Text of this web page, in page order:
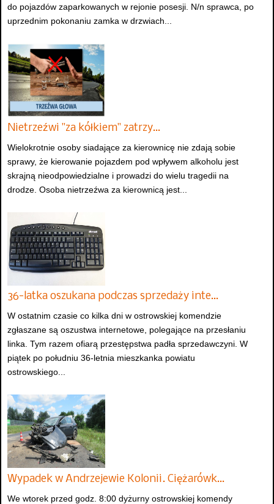
do pojazdów zaparkowanych w rejonie posesji. N/n sprawca, po
uprzednim pokonaniu zamka w drzwiach...
Nietrzeźwi "za kółkiem" zatrzy…
Wielokrotnie osoby siadające za kierownicę nie zdają sobie
sprawy, że kierowanie pojazdem pod wpływem alkoholu jest
skrajną nieodpowiedzialne i prowadzi do wielu tragedii na
drodze. Osoba nietrzeźwa za kierownicą jest...
36-latka oszukana podczas sprzedaży inte…
W ostatnim czasie co kilka dni w ostrowskiej komendzie
zgłaszane są oszustwa internetowe, polegające na przesłaniu
linka. Tym razem ofiarą przestępstwa padła sprzedawczyni. W
piątek po południu 36-letnia mieszkanka powiatu
ostrowskiego...
Wypadek w Andrzejewie Kolonii. Ciężarówk…
We wtorek przed godz. 8:00 dyżurny ostrowskiej komendy